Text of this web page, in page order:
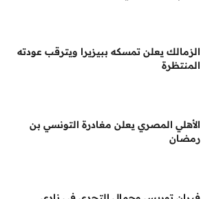
الزمالك يعلن تمسكه ببيزيرا ويترقب عودته
المنتظرة
الأهلي المصري يعلن مغادرة التونسي بن
رمضان